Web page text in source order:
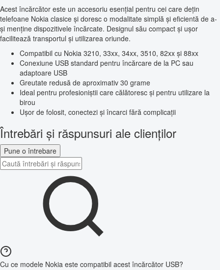
Acest încărcător este un accesoriu esențial pentru cei care dețin
telefoane Nokia clasice și doresc o modalitate simplă și eficientă de a-
și menține dispozitivele încărcate. Designul său compact și ușor
facilitează transportul și utilizarea oriunde.
Compatibil cu Nokia 3210, 33xx, 34xx, 3510, 82xx și 88xx
Conexiune USB standard pentru încărcare de la PC sau
adaptoare USB
Greutate redusă de aproximativ 30 grame
Ideal pentru profesioniștii care călătoresc și pentru utilizare la
birou
Ușor de folosit, conectezi și încarci fără complicații
Întrebări și răspunsuri ale clienților
Pune o întrebare
Cu ce modele Nokia este compatibil acest încărcător USB?